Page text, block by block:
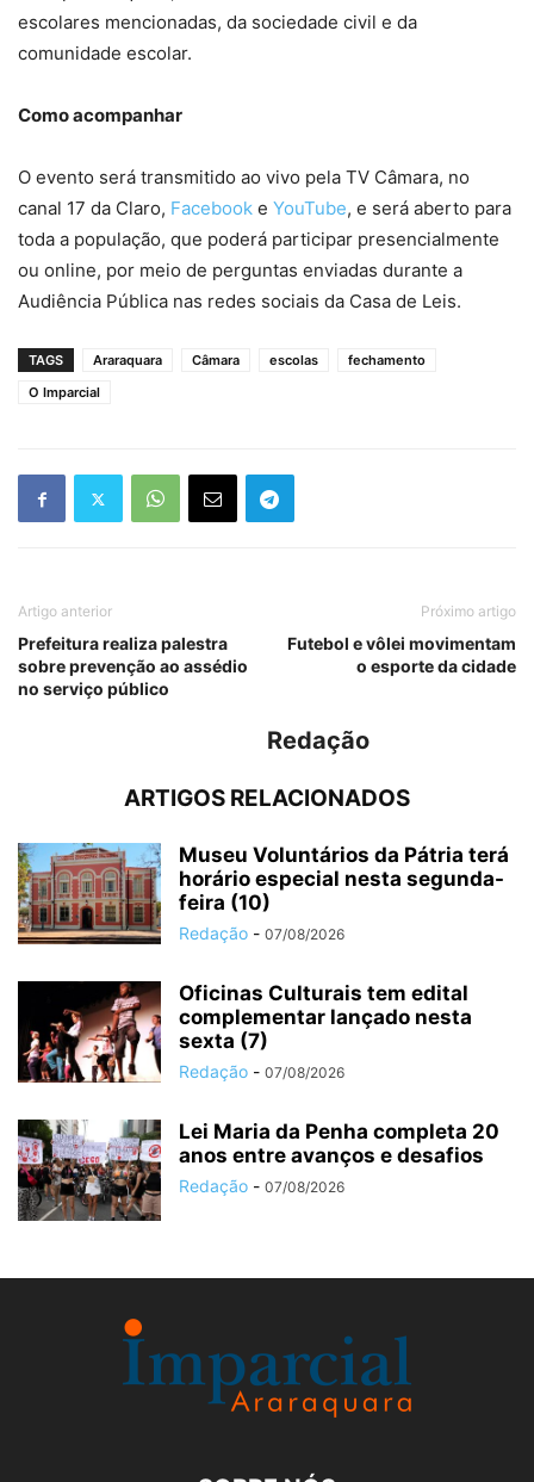
escolares mencionadas, da sociedade civil e da
comunidade escolar.
Como acompanhar
O evento será transmitido ao vivo pela TV Câmara, no
canal 17 da Claro, Facebook e YouTube, e será aberto para
toda a população, que poderá participar presencialmente
ou online, por meio de perguntas enviadas durante a
Audiência Pública nas redes sociais da Casa de Leis.
TAGS Araraquara Câmara escolas
fechamento
O Imparcial
Artigo anterior
Prefeitura realiza palestra
sobre prevenção ao assédio
no serviço público
Próximo artigo
Futebol e vôlei movimentam
o esporte da cidade
Redação
ARTIGOS RELACIONADOS
Museu Voluntários da Pátria terá
horário especial nesta segunda-
feira (10)
Redação - 07/08/2026
Oficinas Culturais tem edital
complementar lançado nesta
sexta (7)
Redação - 07/08/2026
Lei Maria da Penha completa 20
anos entre avanços e desafios
Redação - 07/08/2026